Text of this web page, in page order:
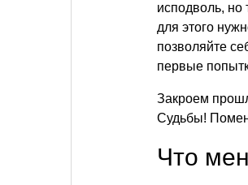
исподволь, но
для этого
позволяйте
первые
Закроем
Судьбы!
Что